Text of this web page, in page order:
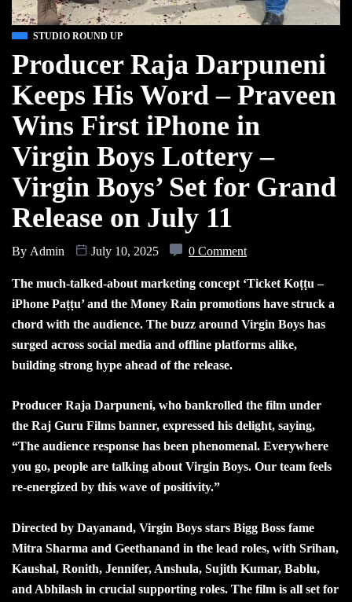
STUDIO ROUND UP
Producer Raja Darpuneni
Keeps His Word – Praveen
Wins First iPhone in
Virgin Boys Lottery –
Virgin Boys’ Set for Grand
Release on July 11
By Admin July 10, 2025 0 Comment
The much-talked-about marketing concept ‘Ticket Koṭṭu –
iPhone Paṭṭu’ and the Money Rain promotions have struck a
chord with the audience. The buzz around Virgin Boys has
surged across social media and offline platforms alike,
building strong hype ahead of the release.
Producer Raja Darpuneni, who bankrolled the film under
the Raj Guru Films banner, expressed his delight, saying,
“The audience response has been phenomenal. Everywhere
you go, people are talking about Virgin Boys. Our team feels
re-energized by this wave of positivity.”
Directed by Dayanand, Virgin Boys stars Bigg Boss fame
Mitra Sharma and Geethanand in the lead roles, with Srihan,
Kaushal, Ronith, Jennifer, Anshula, Sujith Kumar, Bablu,
and Abhilash in crucial supporting roles. The film is all set for